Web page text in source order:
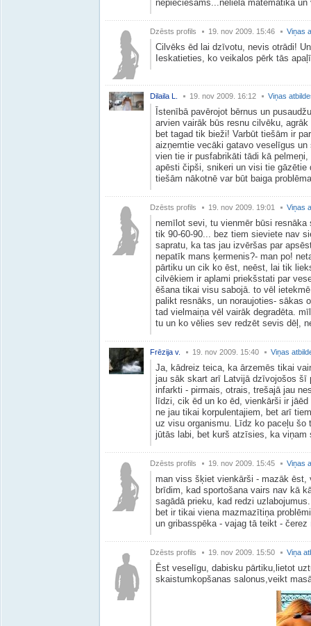
nepieciešams...neliela matemātika
Dzēsts profils 19. nov 2009. 15:46 Viņas
Cilvēks ēd lai dzīvotu, nevis otrādi!
Ieskatieties, ko veikalos pērk tās
Dilaila L. 19. nov 2009. 16:12 Viņas
Īstenībā pavērojot bērnus un
arvien vairāk būs resnu cilvēku,
bet tagad tik bieži! Varbūt tiešām ir
aizņemtie vecāki gatavo veselīgus
vien tie ir pusfabrikāti tādi kā
apēsti čipši, snikeri un visi tie
tiešām nākotnē var būt baiga
Dzēsts profils 19. nov 2009. 19:01 Viņas
nemīlot sevi, tu vienmēr būsi
tik 90-60-90... bez tiem sieviete nav
sapratu, ka tas jau izvēršas par
nepatīk mans ķermenis?- man po!
pārtiku un cik ko ēst, neēst, lai tik
cilvēkiem ir aplami priekšstati par
ēšana tikai visu sabojā. to vēl
palikt resnāks, un noraujoties- sākas
tad vielmaiņa vēl vairāk degradēta.
tu un ko vēlies sev redzēt sevis dēļ,
Frēzija v. 19. nov 2009. 15:40 Viņas
Ja, kādreiz teica, ka ārzemēs tikai
jau sāk skart arī Latvijā dzīvojošos šī
infarkti - pirmais, otrais, trešajā jau
līdzi, cik ēd un ko ēd, vienkārši ir
ne jau tikai korpulentajiem, bet arī
uz visu organismu. Līdz ko paceļu
jūtās labi, bet kurš atzīsies, ka viņam
Dzēsts profils 19. nov 2009. 15:45 Viņas
man viss šķiet vienkārši - mazāk
brīdim, kad sportošana vairs nav kā
sagādā prieku, kad redzi
bet ir tikai viena mazmazītiņa
un gribasspēka - vajag tā teikt -
Dzēsts profils 19. nov 2009. 15:50 Viņa
Ēst veselīgu, dabisku pārtiku,lietot
skaistumkopšanas salonus,veikt